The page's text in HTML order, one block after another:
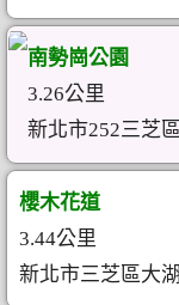
南勢崗公園
3.26公里
新北市252三芝
櫻木花道
3.44公里
新北市三芝區大